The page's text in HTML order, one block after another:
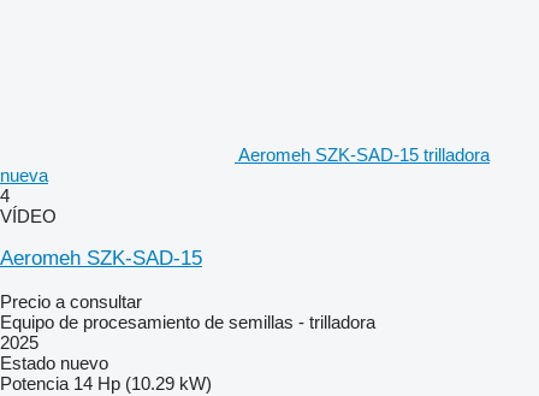
Aeromeh SZK-SAD-15 trilladora
nueva
4
VÍDEO
Aeromeh SZK-SAD-15
Precio a consultar
Equipo de procesamiento de semillas - trilladora
2025
Estado nuevo
Potencia 14 Hp (10.29 kW)